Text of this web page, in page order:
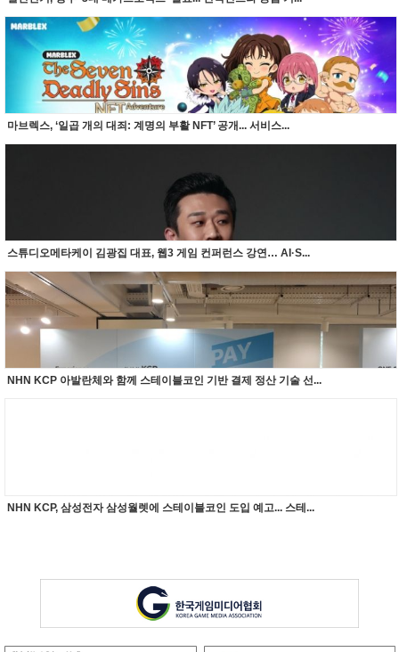
마브렉스, ‘일곱 개의 대죄: 계명의 부활 NFT’ 공개... 서비스...
스튜디오메타케이 김광집 대표, 웹3 게임 컨퍼런스 강연… AI·S...
NHN KCP 아발란체와 함께 스테이블코인 기반 결제 정산 기술 선...
NHN KCP, 삼성전자 삼성월렛에 스테이블코인 도입 예고... 스테...